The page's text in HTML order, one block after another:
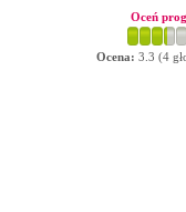
Oceń
Ocena: 3.3 (4